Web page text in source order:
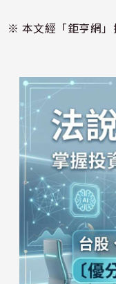
※ 本文經「鉅亨網」